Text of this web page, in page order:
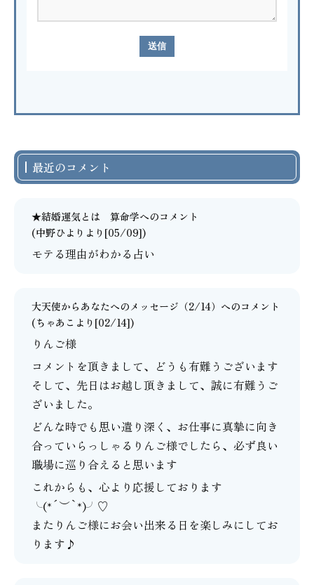
最近のコメント
★結婚運気とは 算命学へのコメント
(中野ひよりより[05/09])
モテる理由がわかる占い
大天使からあなたへのメッセージ（2/14） へのコメント
(ちゃあこ より[02/14])
りんご様
コメントを頂きまして、どうも有難うございます
そして、先日はお越し頂きまして、誠に有難うご
ざいました。
どんな時でも思い遣り深く、お仕事に真摯に向き
合っていらっしゃるりんご様でしたら、必ず良い
職場に巡り合えると思います
これからも、心より応援しております
╰(*´︶`*)╯♡
またりんご様にお会い出来る日を楽しみにしてお
ります♪